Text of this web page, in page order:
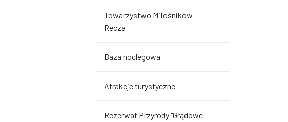
Towarzystwo Miłośników
Recza
Baza noclegowa
Atrakcje turystyczne
Rezerwat Przyrody "Grądowe